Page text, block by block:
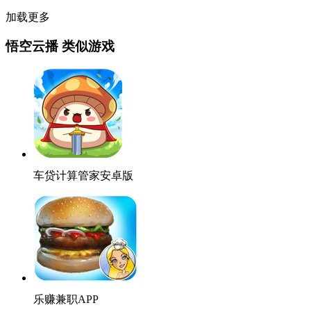
加载更多
悟空云播 类似游戏
车贷计算管家安卓版
乐赚兼职APP